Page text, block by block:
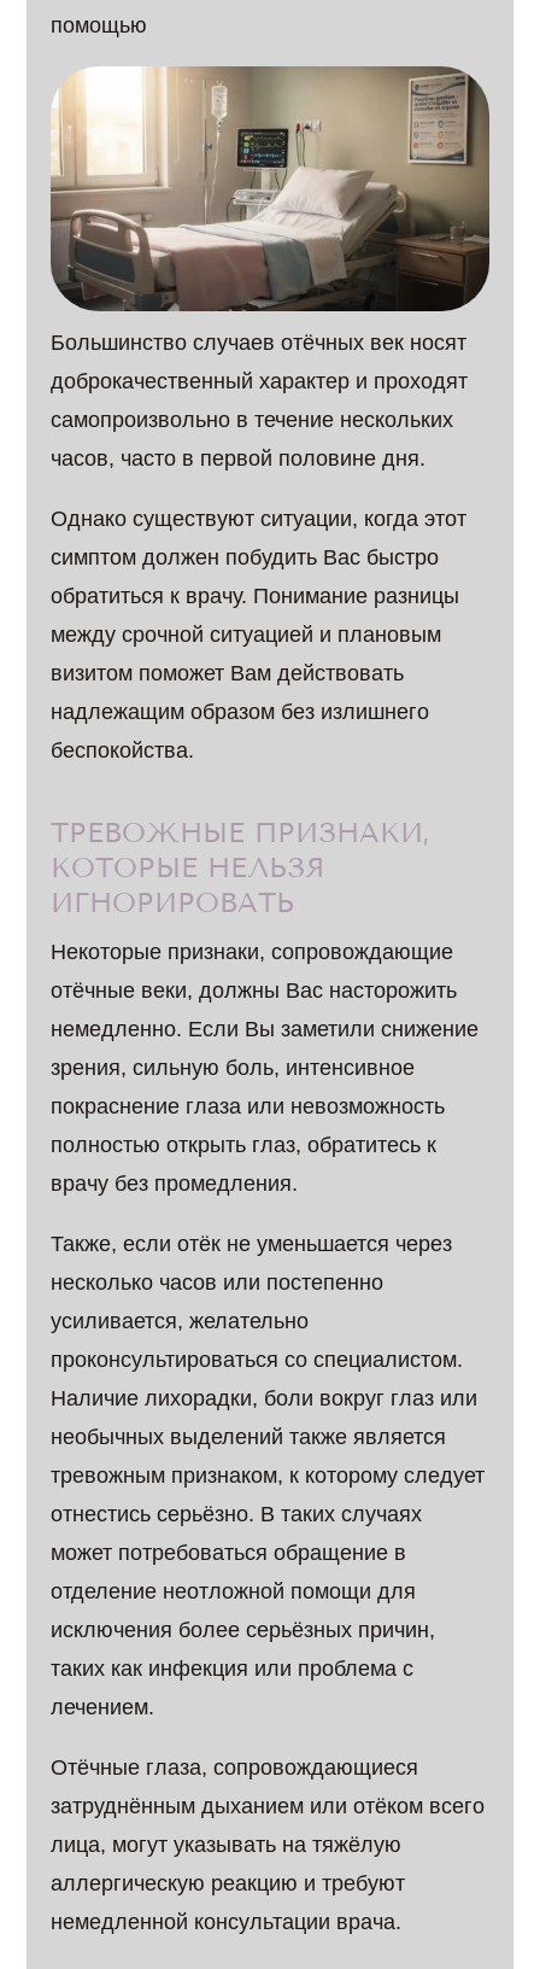
помощью
Большинство случаев отёчных век носят
доброкачественный характер и проходят
самопроизвольно в течение нескольких
часов, часто в первой половине дня.
Однако существуют ситуации, когда этот
симптом должен побудить Вас быстро
обратиться к врачу. Понимание разницы
между срочной ситуацией и плановым
визитом поможет Вам действовать
надлежащим образом без излишнего
беспокойства.
ТРЕВОЖНЫЕ ПРИЗНАКИ,
КОТОРЫЕ НЕЛЬЗЯ
ИГНОРИРОВАТЬ
Некоторые признаки, сопровождающие
отёчные веки, должны Вас насторожить
немедленно. Если Вы заметили снижение
зрения, сильную боль, интенсивное
покраснение глаза или невозможность
полностью открыть глаз, обратитесь к
врачу без промедления.
Также, если отёк не уменьшается через
несколько часов или постепенно
усиливается, желательно
проконсультироваться со специалистом.
Наличие лихорадки, боли вокруг глаз или
необычных выделений также является
тревожным признаком, к которому следует
отнестись серьёзно. В таких случаях
может потребоваться обращение в
отделение неотложной помощи для
исключения более серьёзных причин,
таких как инфекция или проблема с
лечением.
Отёчные глаза, сопровождающиеся
затруднённым дыханием или отёком всего
лица, могут указывать на тяжёлую
аллергическую реакцию и требуют
немедленной консультации врача.